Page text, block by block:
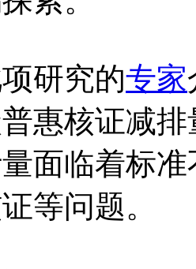
研究的专家
惠核证减
面临着标
等问题。